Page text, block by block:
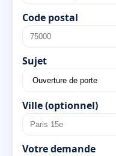
Code postal
Sujet
Ville (optionnel)
Votre demande